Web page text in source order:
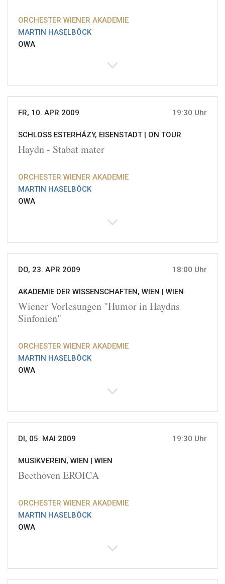
ORCHESTER WIENER AKADEMIE
MARTIN HASELBÖCK
OWA
FR, 10. APR 2009 19:30 Uhr
SCHLOSS ESTERHÁZY, EISENSTADT | ON TOUR
Haydn - Stabat mater
ORCHESTER WIENER AKADEMIE
MARTIN HASELBÖCK
OWA
DO, 23. APR 2009 18:00 Uhr
AKADEMIE DER WISSENSCHAFTEN, WIEN | WIEN
Wiener Vorlesungen "Humor in Haydns
Sinfonien"
ORCHESTER WIENER AKADEMIE
MARTIN HASELBÖCK
OWA
DI, 05. MAI 2009 19:30 Uhr
MUSIKVEREIN, WIEN | WIEN
Beethoven EROICA
ORCHESTER WIENER AKADEMIE
MARTIN HASELBÖCK
OWA